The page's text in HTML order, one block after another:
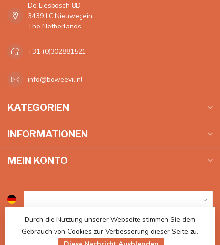
De Liesbosch 8D
3439 LC Nieuwegein
The Netherlands
+31 (0)302881521
info@boweevil.nl
KATEGORIEN
INFORMATIONEN
MEIN KONTO
Durch die Nutzung unserer Webseite stimmen Sie dem
Gebrauch von Cookies zur Verbesserung dieser Seite zu.